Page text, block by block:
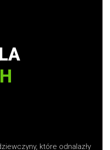
które odnalazły